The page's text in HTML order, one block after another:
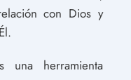
con Dios y
una herramienta